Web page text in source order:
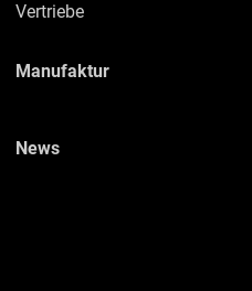
Vertriebe
Manufaktur
News